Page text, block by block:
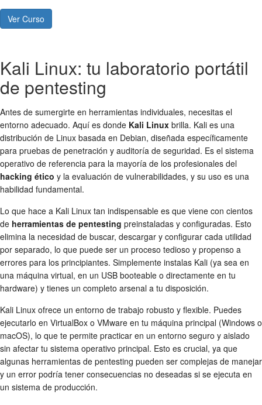
Ver Curso
Kali Linux: tu laboratorio portátil
de pentesting
Antes de sumergirte en herramientas individuales, necesitas el
entorno adecuado. Aquí es donde Kali Linux brilla. Kali es una
distribución de Linux basada en Debian, diseñada específicamente
para pruebas de penetración y auditoría de seguridad. Es el sistema
operativo de referencia para la mayoría de los profesionales del
hacking ético y la evaluación de vulnerabilidades, y su uso es una
habilidad fundamental.
Lo que hace a Kali Linux tan indispensable es que viene con cientos
de herramientas de pentesting preinstaladas y configuradas. Esto
elimina la necesidad de buscar, descargar y configurar cada utilidad
por separado, lo que puede ser un proceso tedioso y propenso a
errores para los principiantes. Simplemente instalas Kali (ya sea en
una máquina virtual, en un USB booteable o directamente en tu
hardware) y tienes un completo arsenal a tu disposición.
Kali Linux ofrece un entorno de trabajo robusto y flexible. Puedes
ejecutarlo en VirtualBox o VMware en tu máquina principal (Windows o
macOS), lo que te permite practicar en un entorno seguro y aislado
sin afectar tu sistema operativo principal. Esto es crucial, ya que
algunas herramientas de pentesting pueden ser complejas de manejar
y un error podría tener consecuencias no deseadas si se ejecuta en
un sistema de producción.